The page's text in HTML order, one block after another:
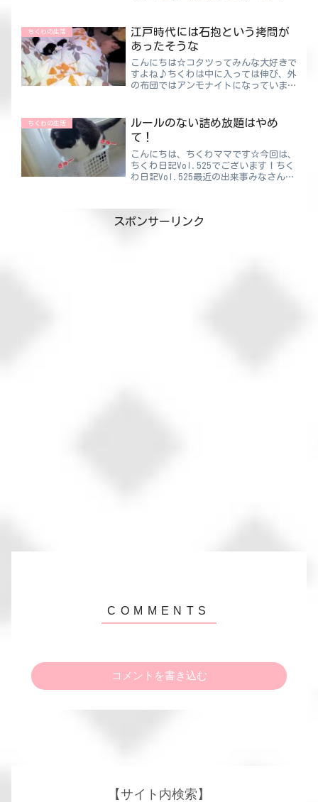
じゃにゃい！」こんな感じの寸劇をほぼ
毎日やってます（笑）飽きもせ...
ちくわの生活
江戸時代には石抱という拷問が
あったそうな
こんにちは☆コタツってみんな大好きで
すよね♪ちくわは中に入っては伸び、外
の布団ではアンモナイトになっていま
ママ・ちくわで争奪戦ですわ😲わざわ
ざ大きいの買うのもなあ・・・...
ちくわの生活
ルールのない詰め放題はやめ
て！
こんにちは、ちくわママです☆今回は、
ちくわ日記Vol.525でございます！ちく
わ日記Vol.525最近の出来事みなさんは
うな物もありますが“詰め放題”ってワ
ードだけで何...
スポンサーリンク
コメントを書き込む
【サイト内検索】